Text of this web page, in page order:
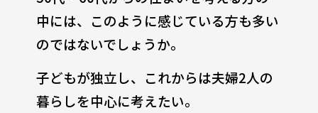
中には、このように感じている方も多い
のではないでしょうか。
子どもが独立し、これからは夫婦2人の
暮らしを中心に考えたい。